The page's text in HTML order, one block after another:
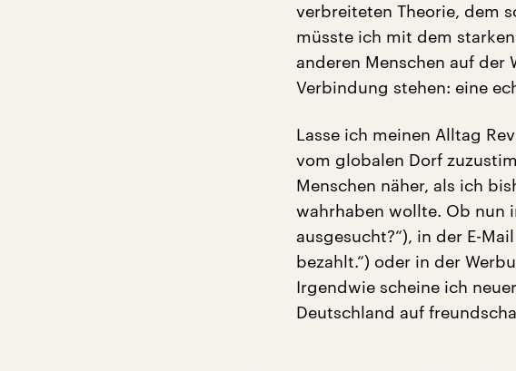
verbreiteten Theorie, dem
müsste ich mit dem
anderen Menschen auf der
Verbindung stehen: eine
Lasse ich meinen Alltag
vom globalen Dorf
Menschen näher, als ich
wahrhaben wollte. Ob nun
ausgesucht?“), in der E-
bezahlt.“) oder in der
Irgendwie scheine ich
Deutschland auf